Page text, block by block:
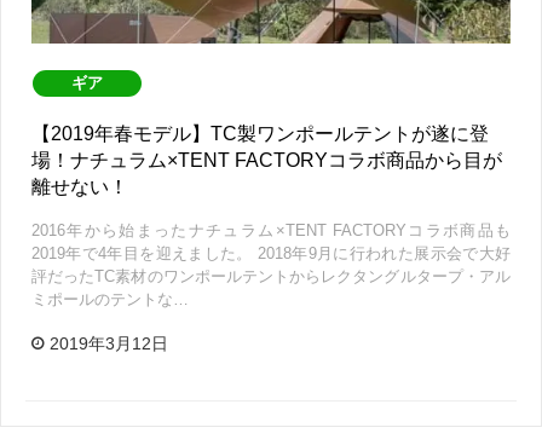
ギア
【2019年春モデル】TC製ワンポールテントが遂に登
場！ナチュラム×TENT FACTORYコラボ商品から目が
離せない！
2016年から始まったナチュラム×TENT FACTORYコラボ商品も
2019年で4年目を迎えました。 2018年9月に行われた展示会で大好
評だったTC素材のワンポールテントからレクタングルタープ・アル
ミポールのテントな…
2019年3月12日